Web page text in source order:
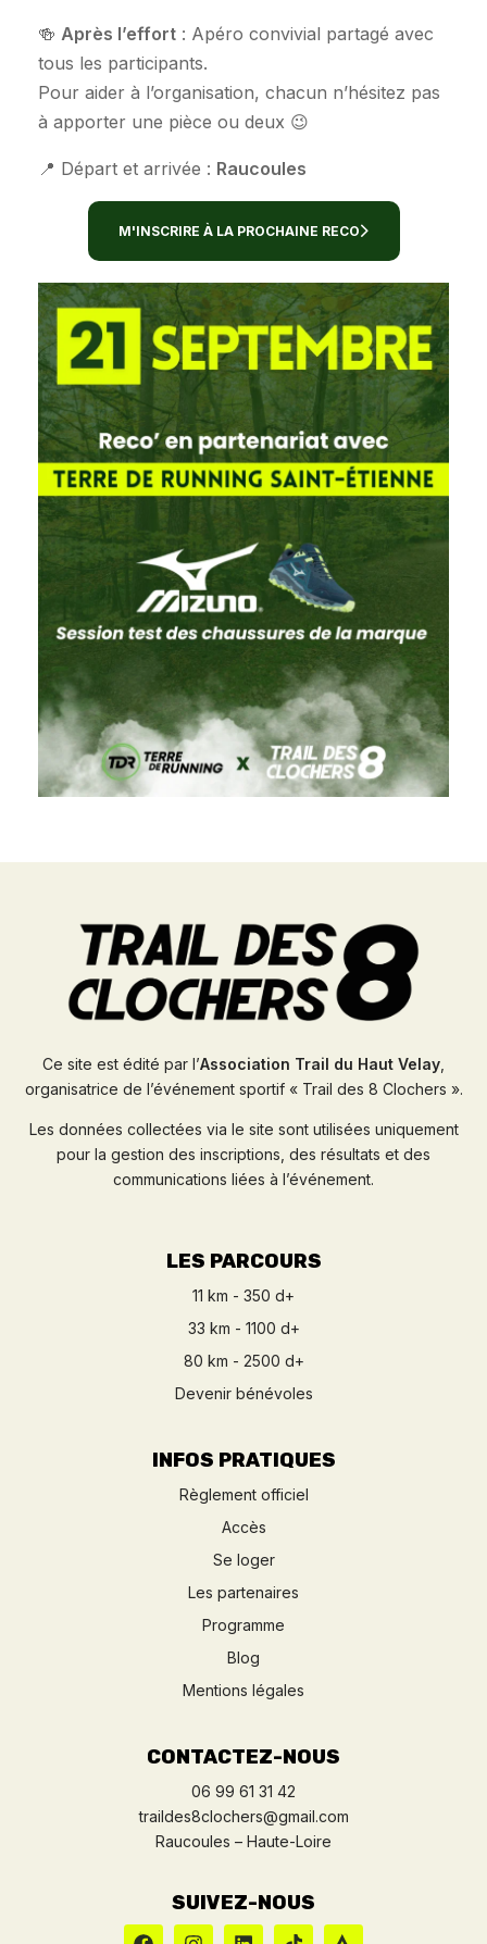
🍻 Après l’effort : Apéro convivial partagé avec
tous les participants.
Pour aider à l’organisation, chacun n’hésitez pas
à apporter une pièce ou deux 😉
📍 Départ et arrivée : Raucoules
M'INSCRIRE À LA PROCHAINE RECO
Ce site est édité par l’Association Trail du Haut Velay,
organisatrice de l’événement sportif « Trail des 8 Clochers ».
Les données collectées via le site sont utilisées uniquement
pour la gestion des inscriptions, des résultats et des
communications liées à l’événement.
LES PARCOURS
11 km - 350 d+
33 km - 1100 d+
80 km - 2500 d+
Devenir bénévoles
INFOS PRATIQUES
Règlement officiel
Accès
Se loger
Les partenaires
Programme
Blog
Mentions légales
CONTACTEZ-NOUS
06 99 61 31 42
traildes8clochers@gmail.com
Raucoules – Haute-Loire
SUIVEZ-NOUS